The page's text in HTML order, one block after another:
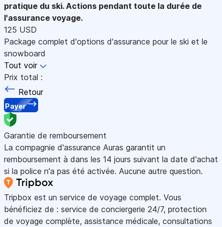
pratique du ski. Actions pendant toute la durée de
l'assurance voyage.
125 USD
Package complet d'options d'assurance pour le ski et le
snowboard
Tout voir
Prix total :
Retour
Payer
Garantie de remboursement
La compagnie d'assurance Auras garantit un
remboursement à dans les 14 jours suivant la date d'achat
si la police n'a pas été activée. Aucune autre question.
Tripbox est un service de voyage complet. Vous
bénéficiez de : service de conciergerie 24/7, protection
de voyage complète, assistance médicale, consultations